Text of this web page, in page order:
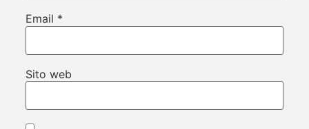
Email *
Sito web